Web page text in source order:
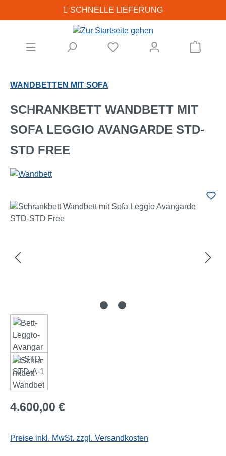
Zum Hauptinhalt springenSCHNELLE LIEFERUNG
WANDBETTEN MIT SOFA
SCHRANKBETT WANDBETT MIT
SOFA LEGGIO AVANGARDE STD-
STD FREE
Regulärer Preis:
4.600,00 €
Preise inkl. MwSt. zzgl. Versandkosten